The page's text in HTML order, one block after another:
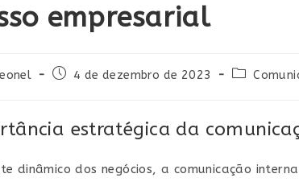
empresarial
4 de dezembro de 2023
estratégica da
dinâmico dos negócios, a comunicação